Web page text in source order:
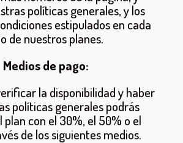
políticas generales, y los
estipulados en cada
de nuestros planes.
Medios de pago:
la disponibilidad y haber
políticas generales podrás
plan con el 30%, el 50% o el
de los siguientes medios.